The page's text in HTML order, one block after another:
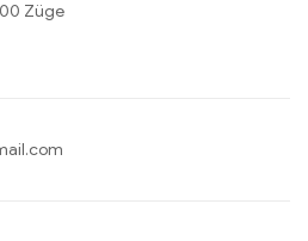
Züge